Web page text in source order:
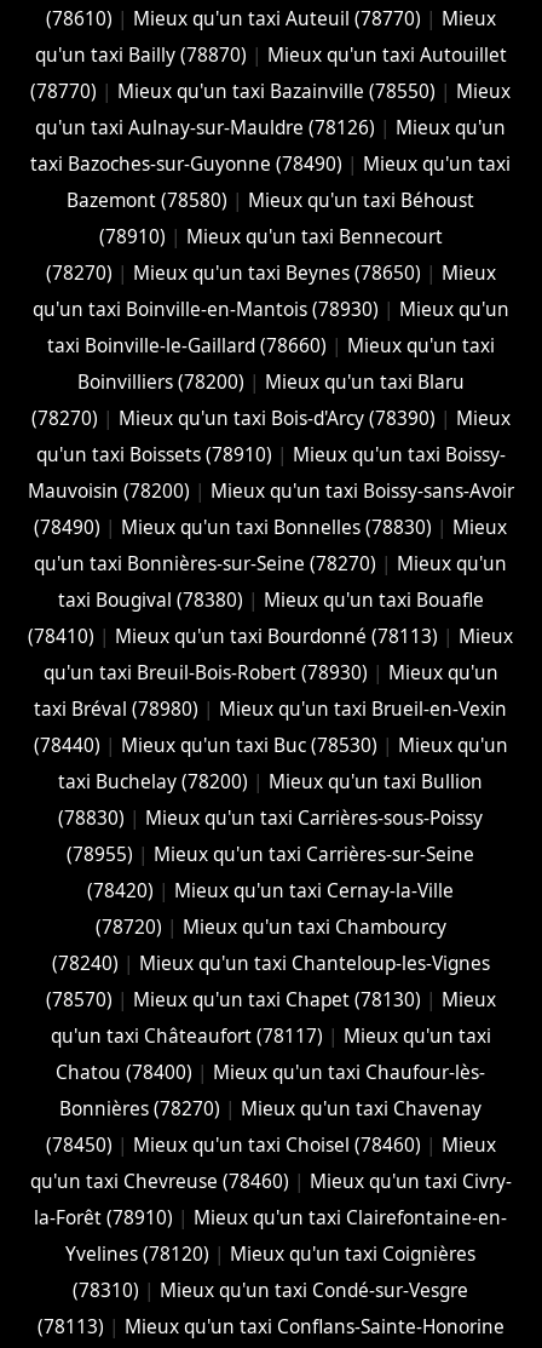
(78610) | Mieux qu'un taxi Auteuil (78770) | Mieux
qu'un taxi Bailly (78870) | Mieux qu'un taxi Autouillet
(78770) | Mieux qu'un taxi Bazainville (78550) | Mieux
qu'un taxi Aulnay-sur-Mauldre (78126) | Mieux qu'un
taxi Bazoches-sur-Guyonne (78490) | Mieux qu'un taxi
Bazemont (78580) | Mieux qu'un taxi Béhoust
(78910) | Mieux qu'un taxi Bennecourt
(78270) | Mieux qu'un taxi Beynes (78650) | Mieux
qu'un taxi Boinville-en-Mantois (78930) | Mieux qu'un
taxi Boinville-le-Gaillard (78660) | Mieux qu'un taxi
Boinvilliers (78200) | Mieux qu'un taxi Blaru
(78270) | Mieux qu'un taxi Bois-d'Arcy (78390) | Mieux
qu'un taxi Boissets (78910) | Mieux qu'un taxi Boissy-
Mauvoisin (78200) | Mieux qu'un taxi Boissy-sans-Avoir
(78490) | Mieux qu'un taxi Bonnelles (78830) | Mieux
qu'un taxi Bonnières-sur-Seine (78270) | Mieux qu'un
taxi Bougival (78380) | Mieux qu'un taxi Bouafle
(78410) | Mieux qu'un taxi Bourdonné (78113) | Mieux
qu'un taxi Breuil-Bois-Robert (78930) | Mieux qu'un
taxi Bréval (78980) | Mieux qu'un taxi Brueil-en-Vexin
(78440) | Mieux qu'un taxi Buc (78530) | Mieux qu'un
taxi Buchelay (78200) | Mieux qu'un taxi Bullion
(78830) | Mieux qu'un taxi Carrières-sous-Poissy
(78955) | Mieux qu'un taxi Carrières-sur-Seine
(78420) | Mieux qu'un taxi Cernay-la-Ville
(78720) | Mieux qu'un taxi Chambourcy
(78240) | Mieux qu'un taxi Chanteloup-les-Vignes
(78570) | Mieux qu'un taxi Chapet (78130) | Mieux
qu'un taxi Châteaufort (78117) | Mieux qu'un taxi
Chatou (78400) | Mieux qu'un taxi Chaufour-lès-
Bonnières (78270) | Mieux qu'un taxi Chavenay
(78450) | Mieux qu'un taxi Choisel (78460) | Mieux
qu'un taxi Chevreuse (78460) | Mieux qu'un taxi Civry-
la-Forêt (78910) | Mieux qu'un taxi Clairefontaine-en-
Yvelines (78120) | Mieux qu'un taxi Coignières
(78310) | Mieux qu'un taxi Condé-sur-Vesgre
(78113) | Mieux qu'un taxi Conflans-Sainte-Honorine